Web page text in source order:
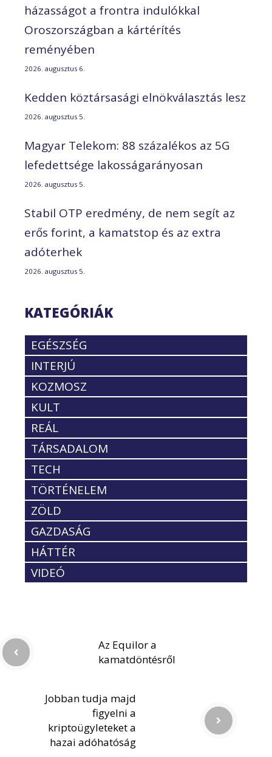
házasságot a frontra indulókkal
Oroszországban a kártérítés
reményében
2026. augusztus 6.
Kedden köztársasági elnökválasztás lesz
2026. augusztus 5.
Magyar Telekom: 88 százalékos az 5G
lefedettsége lakosságarányosan
2026. augusztus 5.
Stabil OTP eredmény, de nem segít az
erős forint, a kamatstop és az extra
adóterhek
2026. augusztus 5.
KATEGÓRIÁK
EGÉSZSÉG
INTERJÚ
KOZMOSZ
KULT
REÁL
TÁRSADALOM
TECH
TÖRTÉNELEM
ZÖLD
GAZDASÁG
HÁTTÉR
VIDEÓ
Az Equilor a
kamatdöntésről
Jobban tudja majd
figyelni a
kriptoügyleteket a
hazai adóhatóság